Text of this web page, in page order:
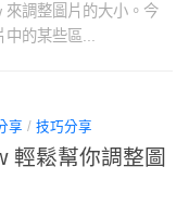
來調整圖片的大小。今
的某些區...
享 / 技巧分享
輕鬆幫你調整圖